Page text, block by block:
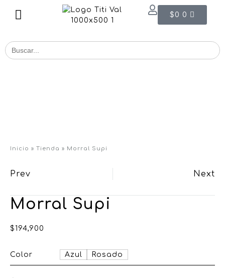
$0 0
Buscar
for:
Inicio » Tienda » Morral Supi
Prev Next
Morral Supi
$194,900
Color Azul Rosado